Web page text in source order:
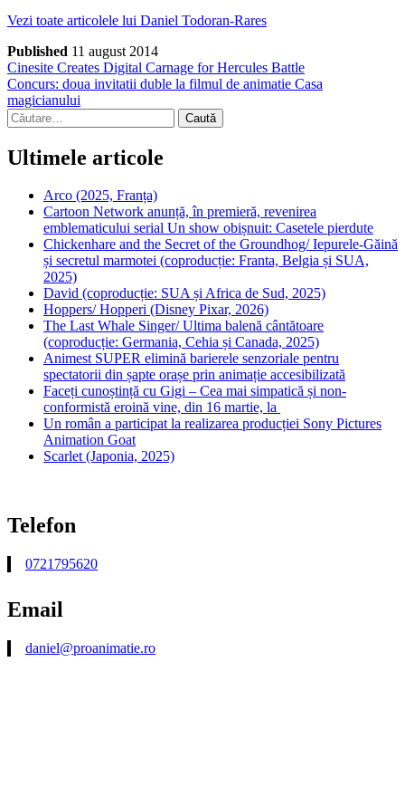
Vezi toate articolele lui Daniel Todoran-Rares
Published 11 august 2014
Navigare
în
articole
Articol
anterior
Cinesite Creates Digital Carnage for Hercules Battle
Articol
următor
Concurs: doua invitatii duble la filmul de animatie Casa
magicianului
Caută
după:
Ultimele articole
Arco (2025, Franța)
Cartoon Network anunță, în premieră, revenirea
emblematicului serial Un show obișnuit: Casetele pierdute
Chickenhare and the Secret of the Groundhog/ Iepurele-Găină
și secretul marmotei (coproducție: Franta, Belgia și SUA,
2025)
David (coproducție: SUA și Africa de Sud, 2025)
Hoppers/ Hopperi (Disney Pixar, 2026)
The Last Whale Singer/ Ultima balenă cântătoare
(coproducție: Germania, Cehia și Canada, 2025)
Animest SUPER elimină barierele senzoriale pentru
spectatorii din șapte orașe prin animație accesibilizată
Faceți cunoștință cu Gigi – Cea mai simpatică și non-
conformistă eroină vine, din 16 martie, la
Un român a participat la realizarea producției Sony Pictures
Animation Goat
Scarlet (Japonia, 2025)
Telefon
0721795620
Email
daniel@proanimatie.ro